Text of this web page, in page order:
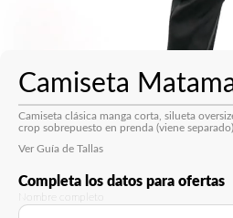
Camiseta
Camiseta clásica manga corta, silueta
crop sobrepuesto en prenda (viene
Ver Guía de Tallas
Completa los datos para ofertas
Nombre completo